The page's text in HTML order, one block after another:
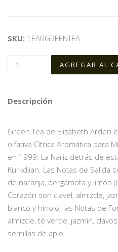
SKU: 1EARGREENTEA
Descripción
Green Tea de Elizabeth Arden
olfativa Cítrica Aromática para
en 1999. La Nariz detrás de
Kurkdjian. Las Notas de Salida
de naranja, bergamota y limón
Corazón son clavel, almizcle,
blanco y hinojo; las Notas de
almizcle, té verde, jazmín,
semillas de apio.